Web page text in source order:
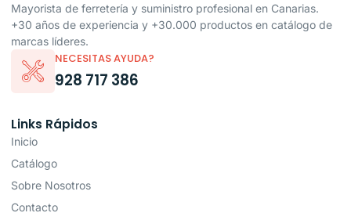
Mayorista de ferretería y suministro profesional en Canarias.
+30 años de experiencia y +30.000 productos en catálogo de
marcas líderes.
NECESITAS AYUDA?
928 717 386
Links Rápidos
Inicio
Catálogo
Sobre Nosotros
Contacto